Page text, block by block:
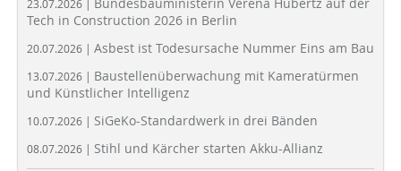
23.07.2026 | Bundesbauministerin Verena Hubertz auf der
Tech in Construction 2026 in Berlin
20.07.2026 | Asbest ist Todesursache Nummer Eins am Bau
13.07.2026 | Baustellenüberwachung mit Kameratürmen
und Künstlicher Intelligenz
10.07.2026 | SiGeKo-Standardwerk in drei Bänden
08.07.2026 | Stihl und Kärcher starten Akku-Allianz